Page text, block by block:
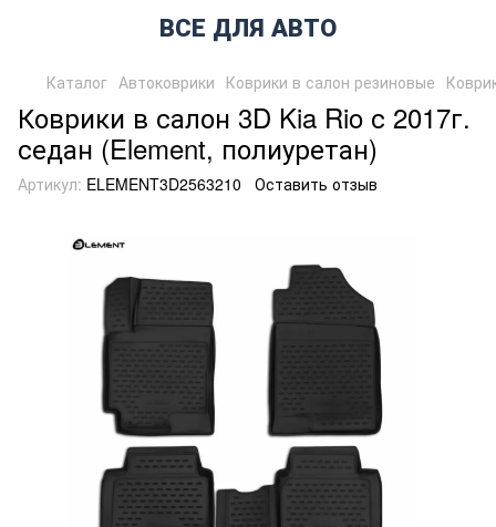
ВСЕ ДЛЯ АВТО
Каталог Автоковрики Коврики в салон резиновые
Коврики в салон 3D Kia Rio с 2017г.
седан (Element, полиуретан)
Артикул: ELEMENT3D2563210 Оставить отзыв